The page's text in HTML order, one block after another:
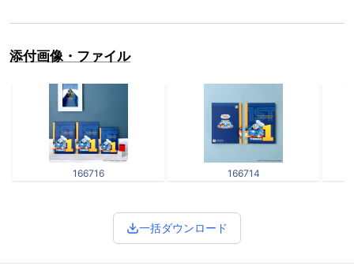
添付画像・ファイル
166716 166714
一括ダウンロード